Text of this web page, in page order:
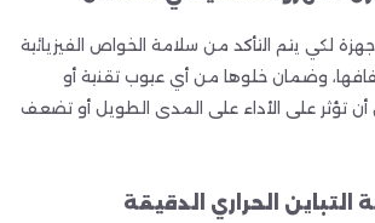
لكي يتم التأكد من سلامة الخواص الفيزيائية
وضمان خلوها من أي عيوب تقنية أو
تؤثر على الأداء على المدى الطويل أو تضعف
الحراري الدقيقة